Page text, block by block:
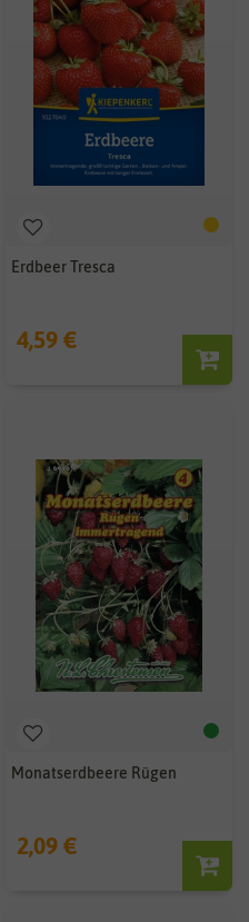
Erdbeer Tresca
4,59 €
Monatserdbeere Rügen
2,09 €